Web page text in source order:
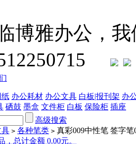
博雅办公，
纸 办公耗材 办公文具 白板|报刊架 办
硒鼓 墨盒 文件柜 白板 保险柜 插座
高级搜索
具 > 各种笔类 > 真彩009中性笔 签字笔
总计金额 0.00元。